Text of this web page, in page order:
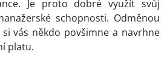
Je proto dobré využít svůj
schopnosti. Odměnou
vás někdo povšimne a navrhne
platu.